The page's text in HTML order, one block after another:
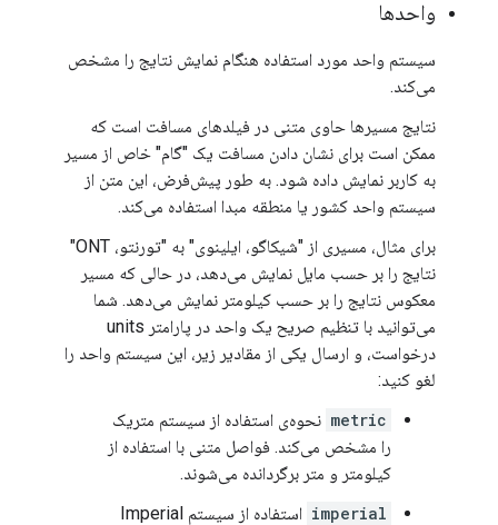
واحدها
سیستم واحد مورد استفاده هنگام نمایش نتایج را مشخص
می‌کند.
نتایج مسیرها حاوی متنی در فیلدهای مسافت است که
ممکن است برای نشان دادن مسافت یک "گام" خاص از مسیر
به کاربر نمایش داده شود. به طور پیش‌فرض، این متن از
سیستم واحد کشور یا منطقه مبدا استفاده می‌کند.
برای مثال، مسیری از "شیکاگو، ایلینوی" به "تورنتو، ONT"
نتایج را بر حسب مایل نمایش می‌دهد، در حالی که مسیر
معکوس نتایج را بر حسب کیلومتر نمایش می‌دهد. شما
می‌توانید با تنظیم صریح یک واحد در پارامتر units
درخواست، و ارسال یکی از مقادیر زیر، این سیستم واحد را
لغو کنید:
metric نحوه‌ی استفاده از سیستم متریک
را مشخص می‌کند. فواصل متنی با استفاده از
کیلومتر و متر برگردانده می‌شوند.
imperial
استفاده از سیستم Imperial